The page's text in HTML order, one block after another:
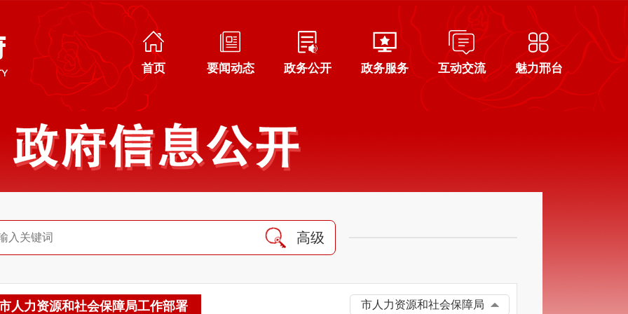
首页 要闻动态 政务公开 政务服务 互动交流 魅力邢台
高级
人力资源和社会保障局工作部署 市人力资源和社会保障局